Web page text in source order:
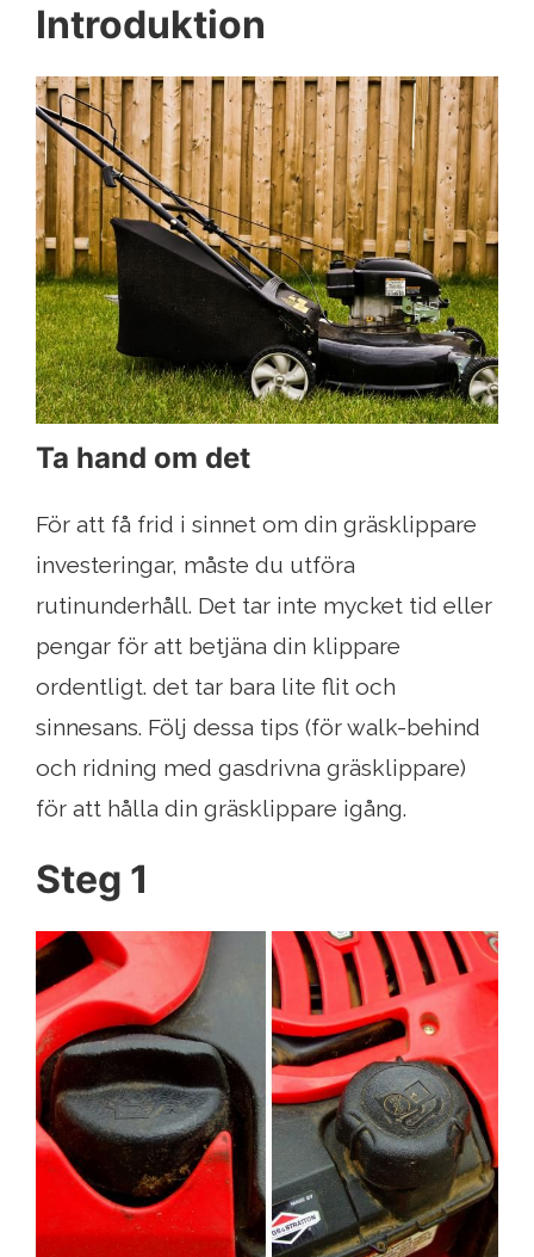
Introduktion
Ta hand om det
För att få frid i sinnet om din gräsklippare
investeringar, måste du utföra
rutinunderhåll. Det tar inte mycket tid eller
pengar för att betjäna din klippare
ordentligt. det tar bara lite flit och
sinnesans. Följ dessa tips (för walk-behind
och ridning med gasdrivna gräsklippare)
för att hålla din gräsklippare igång.
Steg 1